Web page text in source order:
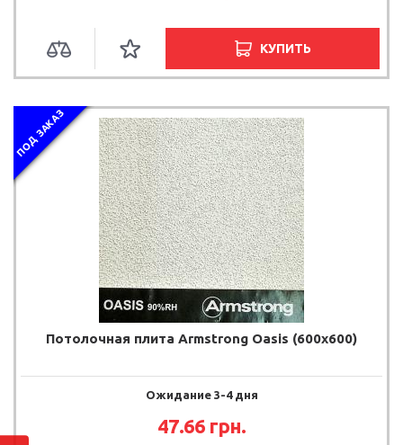
КУПИТЬ
ПОД ЗАКАЗ
Потолочная плита Armstrong Oasis (600x600)
Ожидание 3-4 дня
47.66 грн.